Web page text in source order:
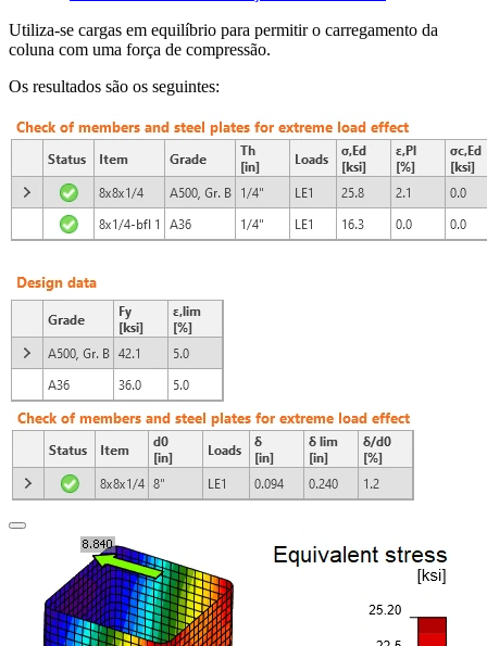
Utiliza-se cargas em equilíbrio para permitir o carregamento da
coluna com uma força de compressão.
Os resultados são os seguintes: